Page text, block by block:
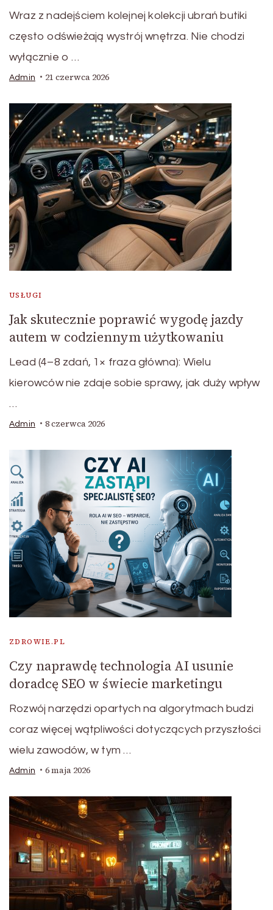
Wraz z nadejściem kolejnej kolekcji ubrań butiki
często odświeżają wystrój wnętrza. Nie chodzi
wyłącznie o …
Admin 21 czerwca 2026
USŁUGI
Jak skutecznie poprawić wygodę jazdy
autem w codziennym użytkowaniu
Lead (4–8 zdań, 1× fraza główna): Wielu
kierowców nie zdaje sobie sprawy, jak duży wpływ
…
Admin 8 czerwca 2026
ZDROWIE.PL
Czy naprawdę technologia AI usunie
doradcę SEO w świecie marketingu
Rozwój narzędzi opartych na algorytmach budzi
coraz więcej wątpliwości dotyczących przyszłości
wielu zawodów, w tym …
Admin 6 maja 2026